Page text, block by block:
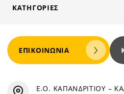
ΚΑΤΗΓΟΡΊΕΣ
ΕΠΙΚΟΙΝΩΝΊΑ
Ε.Ο. ΚΑΠΑΝΔΡΙΤΙΟΥ –